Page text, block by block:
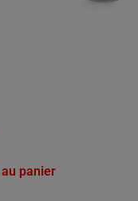
panier